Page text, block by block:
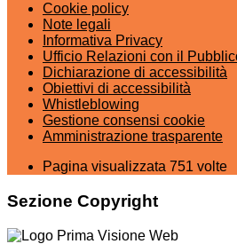
Cookie policy
Note legali
Informativa Privacy
Ufficio Relazioni con il
Dichiarazione di accessibilità
Obiettivi di accessibilità
Whistleblowing
Gestione consensi cookie
Amministrazione trasparente
Pagina visualizzata 751 volte
Sezione Copyright